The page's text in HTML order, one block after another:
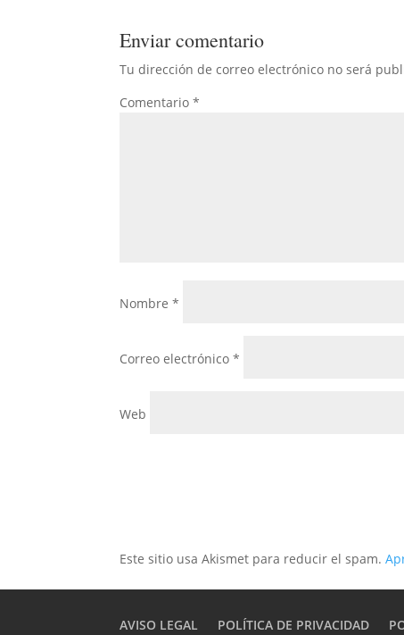
Enviar comentario
Tu dirección de correo electrónico no será
Comentario*
Nombre*
Correo electrónico*
Web
Este sitio usa Akismet para reducir el spam.
AVISO LEGAL POLÍTICA DE PRIVACIDAD